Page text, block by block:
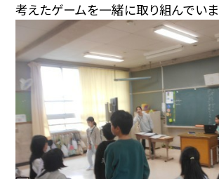
考えたゲームを一緒に取り組んでいま